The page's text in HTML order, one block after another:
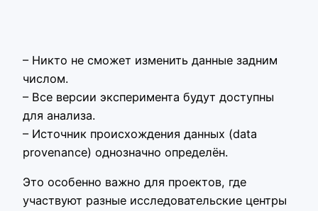
– Никто не сможет изменить данные задним
числом.
– Все версии эксперимента будут доступны
для анализа.
– Источник происхождения данных (data
provenance) однозначно определён.
Это особенно важно для проектов, где
участвуют разные исследовательские центры